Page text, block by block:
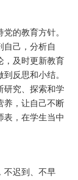
的教育方针。
自己，分析自
，及时更新教育
反思和小结。
研究、探索和学
养，让自己不断
表，在学生当中
迟到、不早